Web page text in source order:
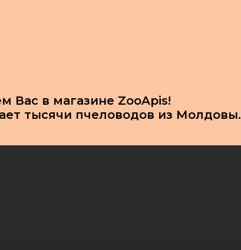
Вас в магазине ZooApis!
тысячи пчеловодов из Молдовы.